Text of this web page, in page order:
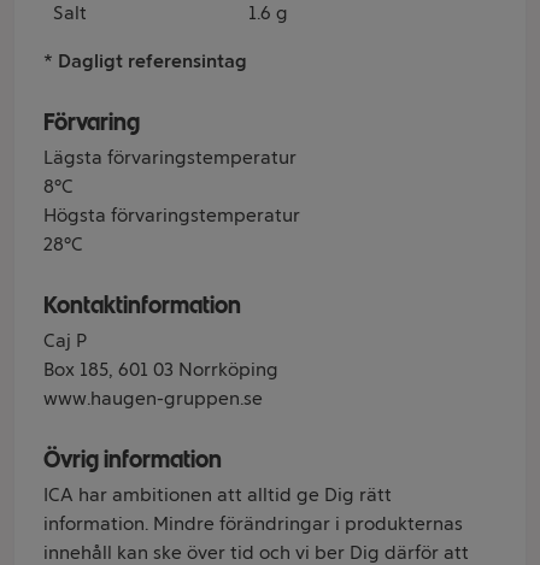
Salt 1.6 g
* Dagligt referensintag
Förvaring
Lägsta förvaringstemperatur
8°C
Högsta förvaringstemperatur
28°C
Kontaktinformation
Caj P
Box 185, 601 03 Norrköping
www.haugen-gruppen.se
Övrig information
ICA har ambitionen att alltid ge Dig rätt
information. Mindre förändringar i produkternas
innehåll kan ske över tid och vi ber Dig därför att